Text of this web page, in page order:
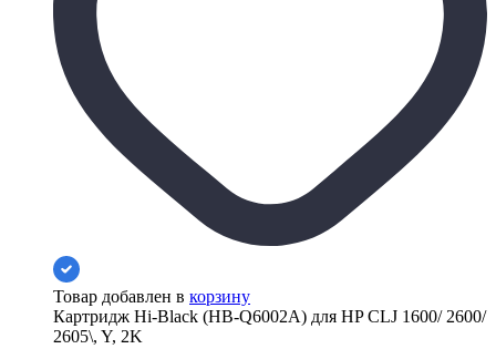
Товар добавлен в корзину
Картридж Hi-Black (HB-Q6002A) для HP CLJ 1600/ 2600/
2605\, Y, 2K